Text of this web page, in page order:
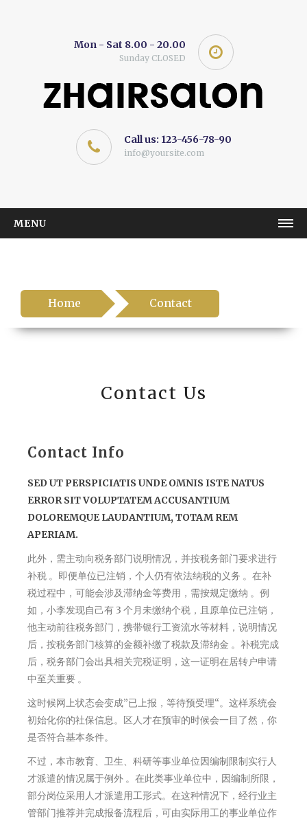
Mon - Sat 8.00 - 20.00
Sunday CLOSED
Call us: 123-456-78-90
info@yoursite.com
MENU
Item 1
Sub Item
ABOUT
CONTACT
Home Contact
Contact Us
Contact Info
SED UT PERSPICIATIS UNDE OMNIS ISTE NATUS
ERROR SIT VOLUPTATEM ACCUSANTIUM
DOLOREMQUE LAUDANTIUM, TOTAM REM
APERIAM.
此外，需主动向税务部门说明情况，并按税务部门要求进行
补税 。即便单位已注销，个人仍有依法纳税的义务 。在补
税过程中，可能会涉及滞纳金等费用，需按规定缴纳 。例
如，小李发现自己有 3 个月未缴纳个税，且原单位已注销，
他主动前往税务部门，携带银行工资流水等材料，说明情况
后，按税务部门核算的金额补缴了税款及滞纳金 。补税完成
后，税务部门会出具相关完税证明，这一证明在居转户申请
中至关重要 。
这时候网上状态会变成”已上报，等待预受理“。这样系统会
初始化你的社保信息。区人才在预审的时候会一目了然，你
是否符合基本条件。
不过，本市教育、卫生、科研等事业单位因编制限制实行人
才派遣的情况属于例外 。在此类事业单位中，因编制所限，
部分岗位采用人才派遣用工形式。在这种情况下，经行业主
管部门推荐并完成报备流程后，可由实际用工的事业单位作